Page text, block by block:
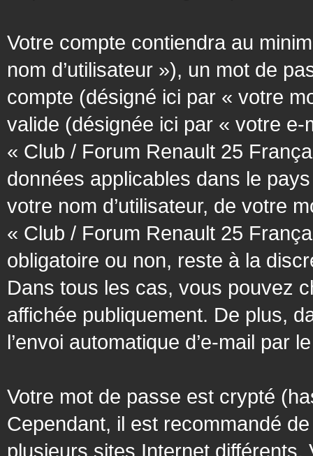
Votre compte contiendra au
nom d’utilisateur »), un mot de
compte (désigné ici par « votre
valide (désignée ici par « votre
« Club / Forum Renault 25
données applicables dans le
votre nom d’utilisateur, de votre
« Club / Forum Renault 25
obligatoire ou non, reste à la
Dans tous les cas, vous pouvez
affichée publiquement. De plus,
l’envoi automatique d’e-mail par
Votre mot de passe est crypté
Cependant, il est recommandé
plusieurs sites Internet différents.